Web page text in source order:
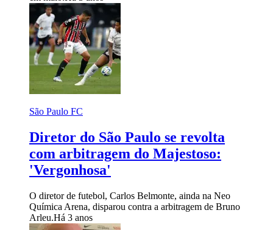
São Paulo FC
Diretor do São Paulo se revolta
com arbitragem do Majestoso:
'Vergonhosa'
O diretor de futebol, Carlos Belmonte, ainda na Neo
Química Arena, disparou contra a arbitragem de Bruno
Arleu.Há 3 anos